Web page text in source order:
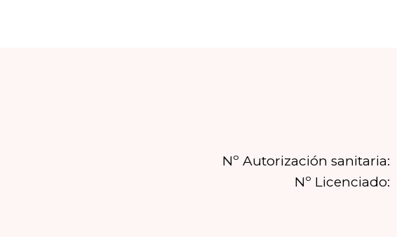
Nº Autorización sanitaria:
Nº Licenciado: